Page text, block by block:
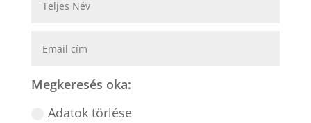
Megkeresés oka:
Adatok törlése